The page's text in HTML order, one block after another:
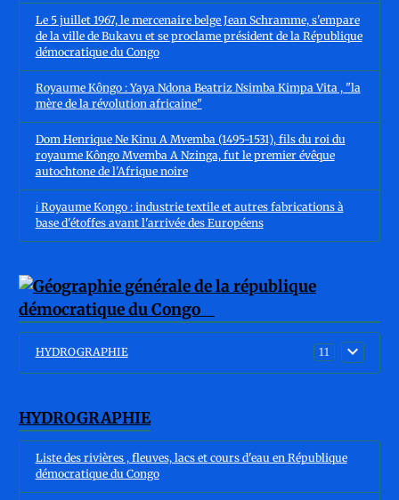
Le 5 juillet 1967, le mercenaire belge Jean Schramme, s'empare
de la ville de Bukavu et se proclame président de la République
démocratique du Congo
Royaume Kôngo : Yaya Ndona Beatriz Nsimba Kimpa Vita , "la
mère de la révolution africaine"
Dom Henrique Ne Kinu A Mvemba (1495-1531), fils du roi du
royaume Kôngo Mvemba A Nzinga, fut le premier évêque
autochtone de l'Afrique noire
ℹ️ Royaume Kongo : industrie textile et autres fabrications à
base d'étoffes avant l'arrivée des Européens
HYDROGRAPHIE 11
HYDROGRAPHIE
Liste des rivières , fleuves, lacs et cours d'eau en République
démocratique du Congo